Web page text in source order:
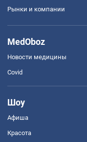
Рынки и компании
MedOboz
Новости медицины
Covid
Шоу
Афиша
Красота